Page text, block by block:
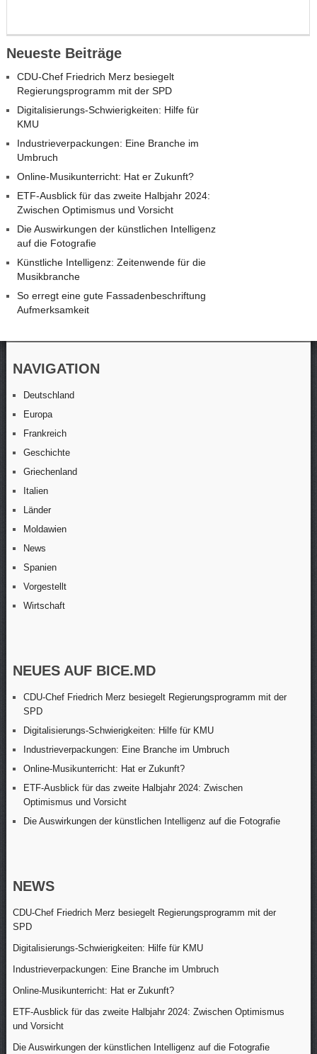
Neueste Beiträge
CDU-Chef Friedrich Merz besiegelt
Regierungsprogramm mit der SPD
Digitalisierungs-Schwierigkeiten: Hilfe für
KMU
Industrieverpackungen: Eine Branche im
Umbruch
Online-Musikunterricht: Hat er Zukunft?
ETF-Ausblick für das zweite Halbjahr 2024:
Zwischen Optimismus und Vorsicht
Die Auswirkungen der künstlichen Intelligenz
auf die Fotografie
Künstliche Intelligenz: Zeitenwende für die
Musikbranche
So erregt eine gute Fassadenbeschriftung
Aufmerksamkeit
NAVIGATION
Deutschland
Europa
Frankreich
Geschichte
Griechenland
Italien
Länder
Moldawien
News
Spanien
Vorgestellt
Wirtschaft
NEUES AUF BICE.MD
CDU-Chef Friedrich Merz besiegelt Regierungsprogramm mit der
SPD
Digitalisierungs-Schwierigkeiten: Hilfe für KMU
Industrieverpackungen: Eine Branche im Umbruch
Online-Musikunterricht: Hat er Zukunft?
ETF-Ausblick für das zweite Halbjahr 2024: Zwischen
Optimismus und Vorsicht
Die Auswirkungen der künstlichen Intelligenz auf die Fotografie
NEWS
CDU-Chef Friedrich Merz besiegelt Regierungsprogramm mit der
SPD
Digitalisierungs-Schwierigkeiten: Hilfe für KMU
Industrieverpackungen: Eine Branche im Umbruch
Online-Musikunterricht: Hat er Zukunft?
ETF-Ausblick für das zweite Halbjahr 2024: Zwischen Optimismus
und Vorsicht
Die Auswirkungen der künstlichen Intelligenz auf die Fotografie